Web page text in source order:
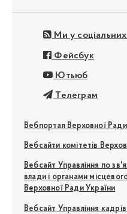
Ми у
Фейсбук
Ютьюб
Телеграм
Вебпортал Верховної
Вебсайти комітетів
Вебсайт Управління по
влади і органами
Верховної Ради України
Вебсайт Управління